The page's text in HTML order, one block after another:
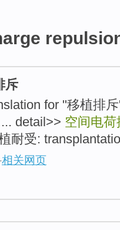
斥
for "移植排
detail>> 空间电荷
耐受:
相关网页